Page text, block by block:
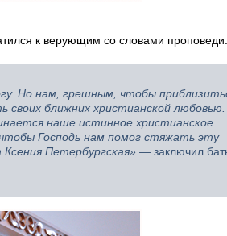
к верующим со словами проповеди:
Но нам, грешным, чтобы
своих ближних христианской
наше истинное христианское
Господь нам помог стяжать эту
Петербургская» — заключил